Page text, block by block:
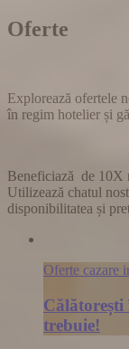
Oferte
Explorează ofertele
în regim hotelier și
Beneficiază de 10X
Utilizează chatul
disponibilitatea și
Oferte cazare
Călătorești
trebuie!